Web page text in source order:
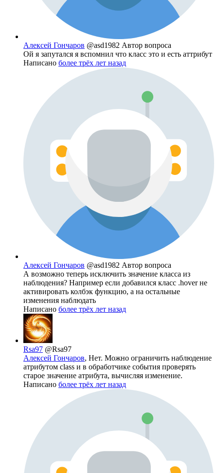
Алексей Гончаров @asd1982 Автор вопроса
Ой я запутался я вспомнил что класс это и есть аттрибут
Написано более трёх лет назад
Алексей Гончаров @asd1982 Автор вопроса
А возможно теперь исключить значение класса из
наблюдения? Например если добавился класс .hover не
активировать колбэк функцию, а на остальные
изменения наблюдать
Написано более трёх лет назад
Rsa97 @Rsa97
Алексей Гончаров, Нет. Можно ограничить наблюдение
атрибутом class и в обработчике события проверять
старое значение атрибута, вычисляя изменение.
Написано более трёх лет назад